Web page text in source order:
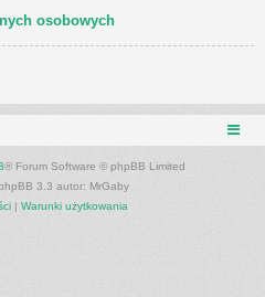
osobowych
® Forum Software © phpBB Limited
3.3 autor: MrGaby
| Warunki użytkowania